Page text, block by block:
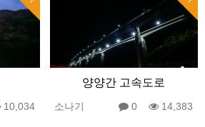
10,034
양양간 고속도로
소나기 0 14,383